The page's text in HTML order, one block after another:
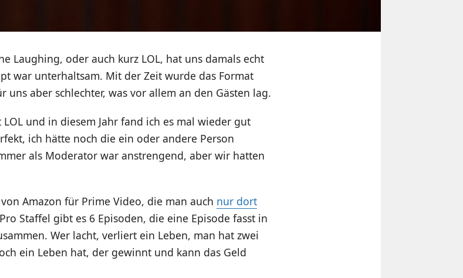
Laughing, oder auch kurz LOL, hat uns damals echt
war unterhaltsam. Mit der Zeit wurde das Format
uns aber schlechter, was vor allem an den Gästen lag.
und in diesem Jahr fand ich es mal wieder gut
ich hätte noch die ein oder andere Person
als Moderator war anstrengend, aber wir hatten
Amazon für Prime Video, die man auch nur dort
Staffel gibt es 6 Episoden, die eine Episode fasst in
Wer lacht, verliert ein Leben, man hat zwei
ein Leben hat, der gewinnt und kann das Geld